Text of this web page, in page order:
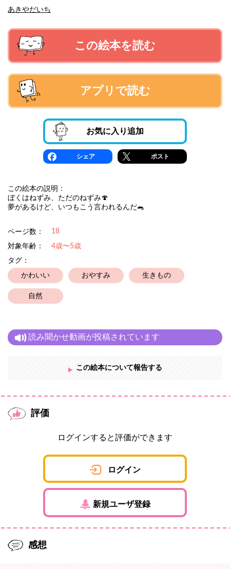
あきやだいち
この絵本を読む
アプリで読む
お気に入り追加
シェア ポスト
この絵本の説明：
ぼくはねずみ、ただのねずみ🍄
夢があるけど、いつもこう言われるんだ🐀
ページ数： 18
対象年齢：
4歳〜5歳
タグ：
かわいい おやすみ 生きもの
自然
読み聞かせ動画が投稿されています
この絵本について報告する
評価
ログインすると評価ができます
ログイン
新規ユーザ登録
感想